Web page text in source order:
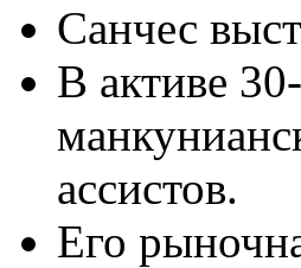
Санчес
В активе
ассистов.
Его